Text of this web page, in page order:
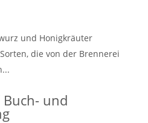
und Honigkräuter
die von der Brennerei
und